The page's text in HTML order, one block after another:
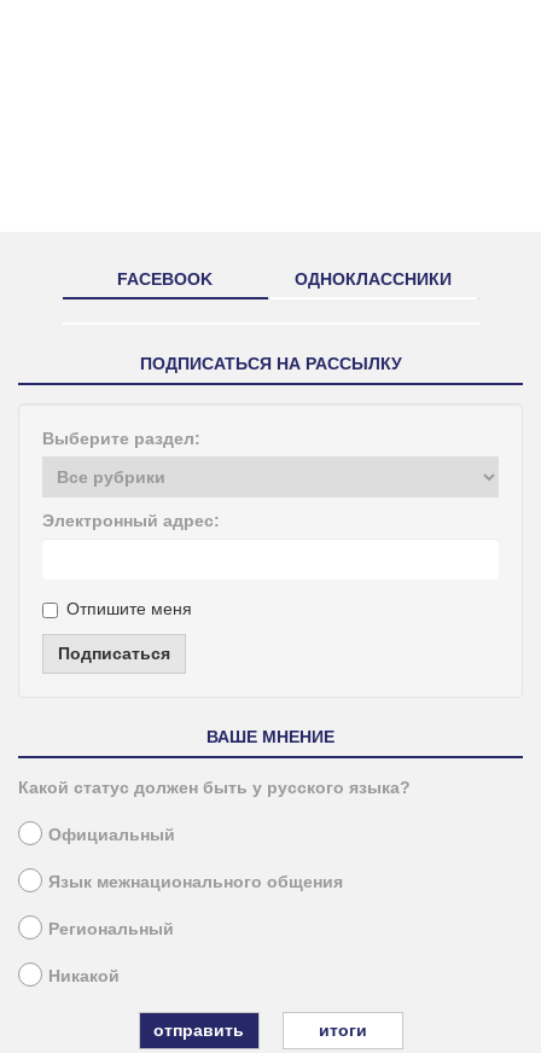
FACEBOOK ОДНОКЛАССНИКИ
ПОДПИСАТЬСЯ НА РАССЫЛКУ
Выберите раздел:
Электронный адрес:
Отпишите меня
Подписаться
ВАШЕ МНЕНИЕ
Какой статус должен быть у русского языка?
Официальный
Язык межнационального общения
Региональный
Никакой
итоги